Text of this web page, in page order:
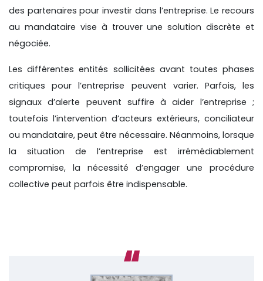
des partenaires pour investir dans l’entreprise. Le recours
au mandataire vise à trouver une solution discrète et
négociée.
Les différentes entités sollicitées avant toutes phases
critiques pour l’entreprise peuvent varier. Parfois, les
signaux d’alerte peuvent suffire à aider l’entreprise ;
toutefois l’intervention d’acteurs extérieurs, conciliateur
ou mandataire, peut être nécessaire. Néanmoins, lorsque
la situation de l’entreprise est irrémédiablement
compromise, la nécessité d’engager une procédure
collective peut parfois être indispensable.